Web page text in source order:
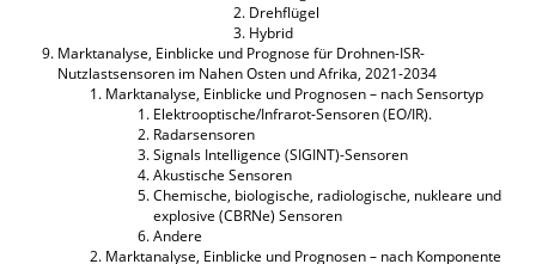
Drehflügel
Hybrid
Marktanalyse, Einblicke und Prognose für Drohnen-ISR-
Nutzlastsensoren im Nahen Osten und Afrika, 2021-2034
Marktanalyse, Einblicke und Prognosen – nach Sensortyp
Elektrooptische/Infrarot-Sensoren (EO/IR).
Radarsensoren
Signals Intelligence (SIGINT)-Sensoren
Akustische Sensoren
Chemische, biologische, radiologische, nukleare und
explosive (CBRNe) Sensoren
Andere
Marktanalyse, Einblicke und Prognosen – nach Komponente